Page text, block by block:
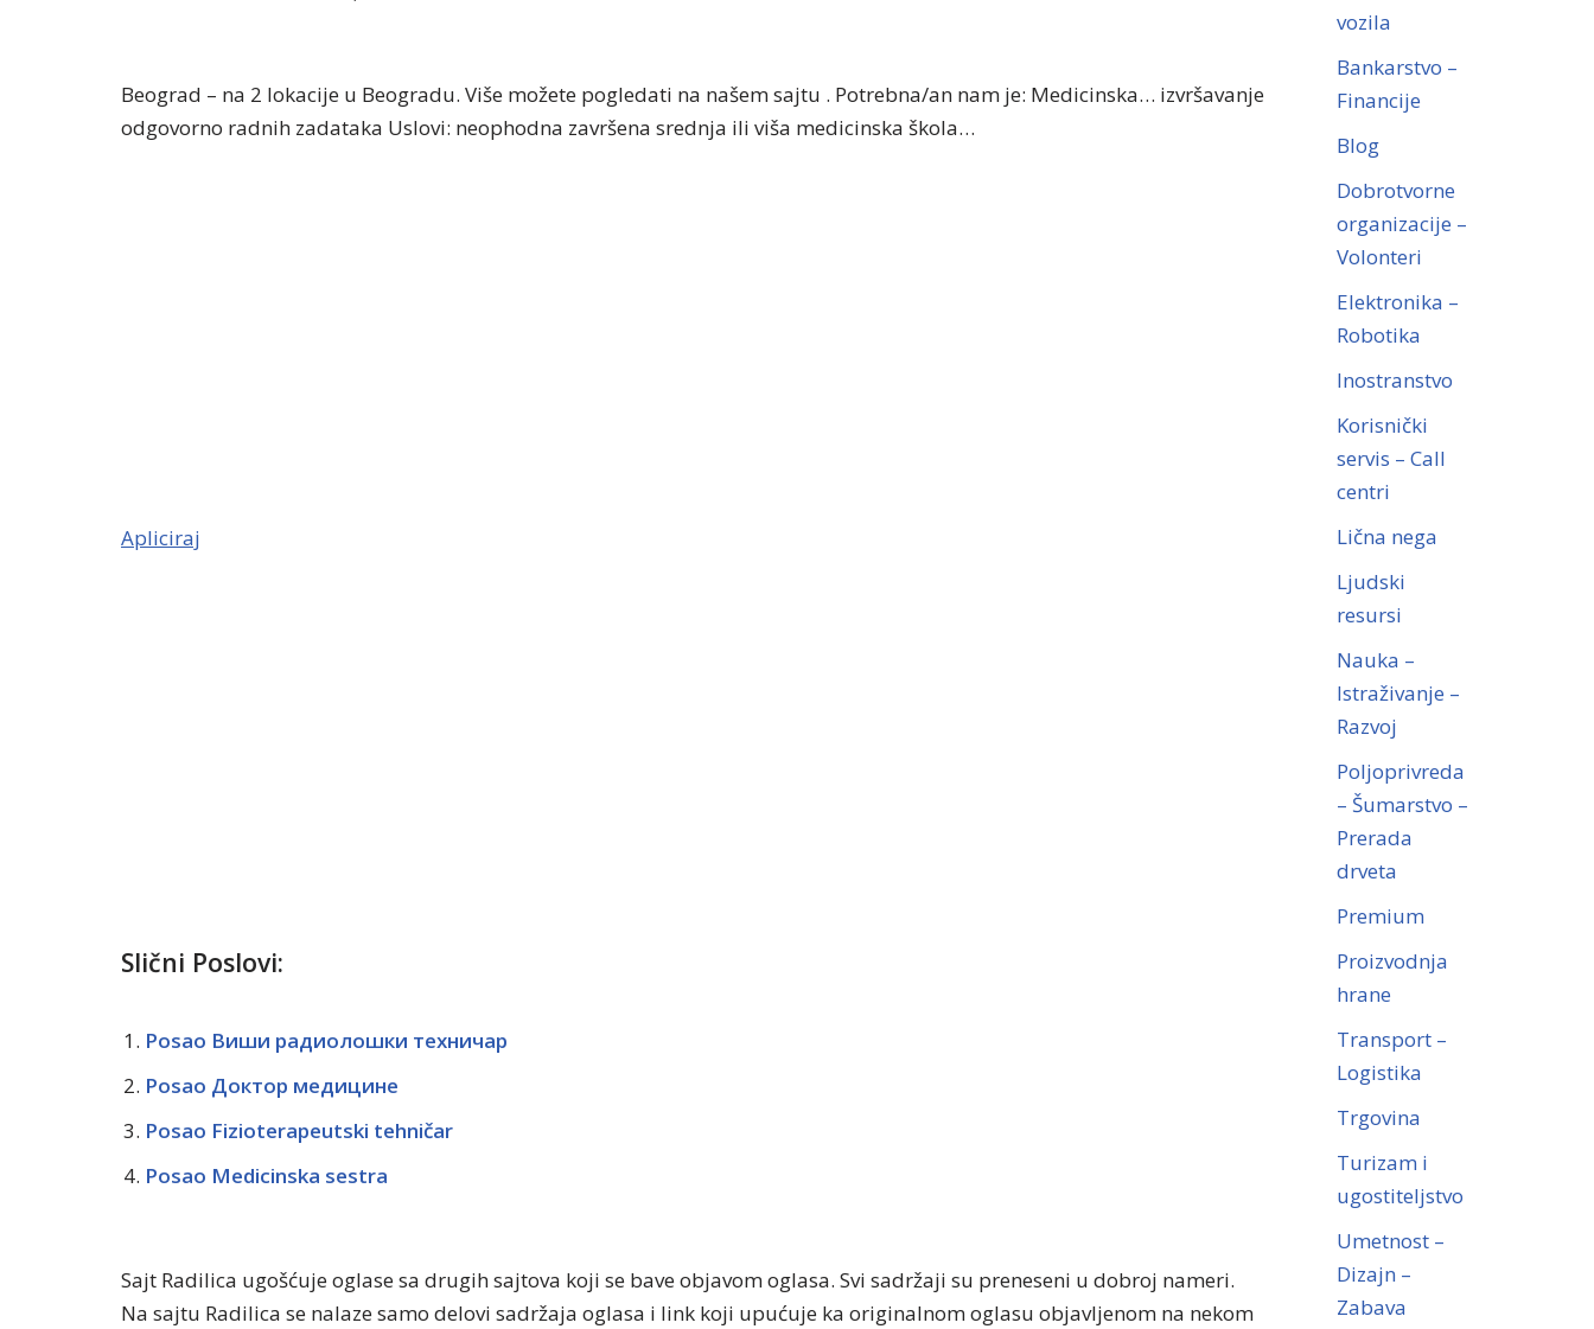
Beograd – na 2 lokacije u Beogradu. Više možete pogledati na našem sajtu . Potrebna/an nam je: Medicinska… izvršavanje
odgovorno radnih zadataka Uslovi: neophodna završena srednja ili viša medicinska škola…
Apliciraj
Slični Poslovi:
Posao Виши радиолошки техничар
Posao Доктор медицине
Posao Fizioterapeutski tehničar
Posao Medicinska sestra
Sajt Radilica ugošćuje oglase sa drugih sajtova koji se bave objavom oglasa. Svi sadržaji su preneseni u dobroj nameri.
Na sajtu Radilica se nalaze samo delovi sadržaja oglasa i link koji upućuje ka originalnom oglasu objavljenom na nekom
vozila
Bankarstvo –
Financije
Blog
Dobrotvorne
organizacije –
Volonteri
Elektronika –
Robotika
Inostranstvo
Korisnički
servis – Call
centri
Lična nega
Ljudski
resursi
Nauka –
Istraživanje –
Razvoj
Poljoprivreda
– Šumarstvo –
Prerada
drveta
Premium
Proizvodnja
hrane
Transport –
Logistika
Trgovina
Turizam i
ugostiteljstvo
Umetnost –
Dizajn –
Zabava